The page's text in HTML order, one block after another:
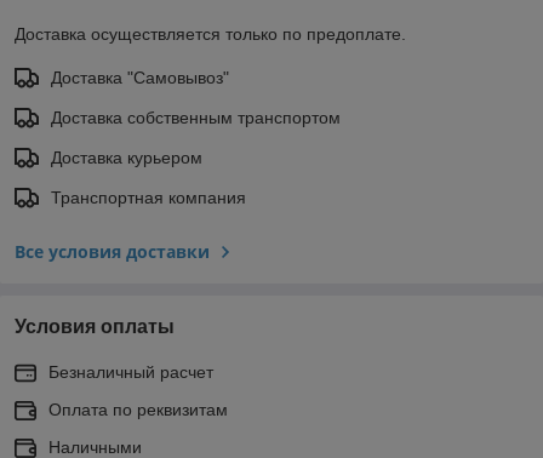
Доставка осуществляется только по предоплате.
Доставка "Самовывоз"
Доставка собственным транспортом
Доставка курьером
Транспортная компания
Все условия доставки
Условия оплаты
Безналичный расчет
Оплата по реквизитам
Наличными